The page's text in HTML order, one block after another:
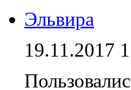
Эльвира
19.11.2017